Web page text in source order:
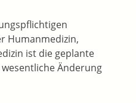
Humanmedizin,
ist die geplante
Änderung